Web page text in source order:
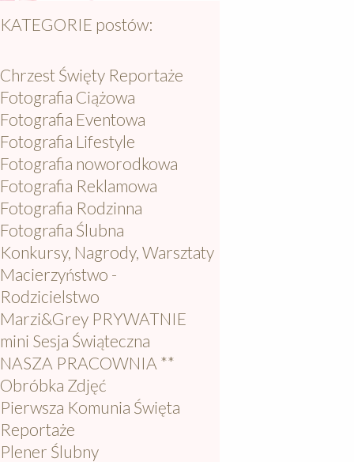
KATEGORIE postów:
Chrzest Święty Reportaże
Fotografia Ciążowa
Fotografia Eventowa
Fotografia Lifestyle
Fotografia noworodkowa
Fotografia Reklamowa
Fotografia Rodzinna
Fotografia Ślubna
Konkursy, Nagrody, Warsztaty
Macierzyństwo -
Rodzicielstwo
Marzi&Grey PRYWATNIE
mini Sesja Świąteczna
NASZA PRACOWNIA **
Obróbka Zdjęć
Pierwsza Komunia Święta
Reportaże
Plener Ślubny